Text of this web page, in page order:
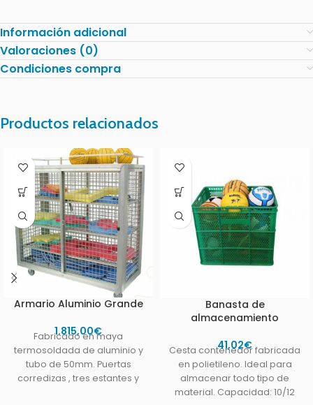
Información adicional
Valoraciones (0)
Condiciones compra
Productos relacionados
Armario Aluminio Grande
1.815,00€
Fabricado en maya
termosoldada de aluminio y
tubo de 50mm. Puertas
corredizas , tres estantes y
Banasta de
almacenamiento
41,02€
Cesta contenedor fabricada
en polietileno. Ideal para
almacenar todo tipo de
material. Capacidad: 10/12